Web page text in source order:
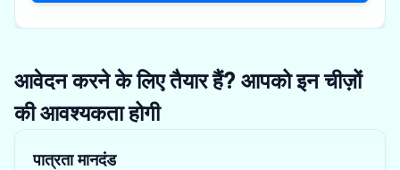
आवेदन करने के लिए तैयार हैं? आपको इन चीज़ों
की आवश्यकता होगी
पात्रता मानदंड